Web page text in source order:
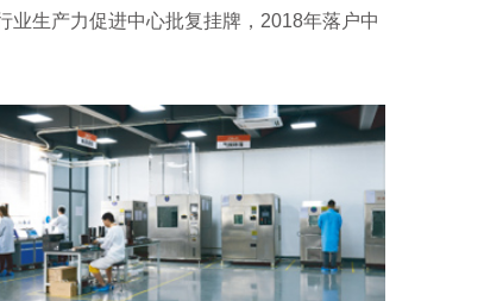
生产力促进中心批复挂牌，2018年落户中